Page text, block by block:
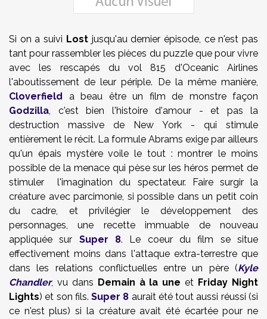
Si on a suivi Lostjusqu'au dernier épisode, ce n'est pas
tant pour rassembler les pièces du puzzle que pour vivre
avec les rescapés du vol 815 d'Oceanic Airlines
l'aboutissement de leur périple. De la même manière,
Cloverfield a beau être un film de monstre façon
Godzilla, c'est bien l'histoire d'amour - et pas la
destruction massive de New York - qui stimule
entièrement le récit. La formule Abrams exige par ailleurs
qu'un épais mystère voile le tout : montrer le moins
possible de la menace qui pèse sur les héros permet de
stimuler l'imagination du spectateur. Faire surgir la
créature avec parcimonie, si possible dans un petit coin
du cadre, et privilégier le développement des
personnages, une recette immuable de nouveau
appliquée sur Super 8. Le coeur du film se situe
effectivement moins dans l'attaque extra-terrestre que
dans les relations conflictuelles entre un père (Kyle
Chandler, vu dans Demain à la uneet Friday Night
Lights) et son fils.Super 8 aurait été tout aussi réussi (si
ce n'est plus) si la créature avait été écartée pour ne